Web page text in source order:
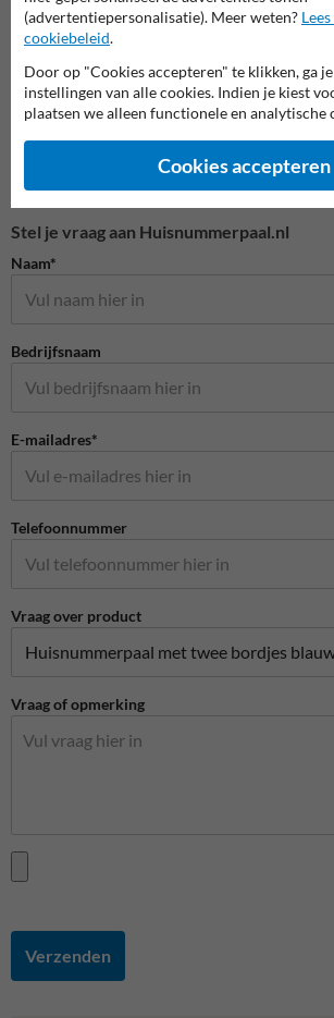
Stel je vraag aan Huisnummerpaal.nl
Naam*
Bedrijfsnaam
E-mailadres*
Telefoonnummer
Vraag over product
Vraag of opmerking
Verzenden
(advertentiepersonalisatie). Meer weten?
cookiebeleid.
Door op "Cookies accepteren" te klikken, ga
instellingen van alle cookies. Indien je kiest
plaatsen we alleen functionele en analytische
Cookies accepteren